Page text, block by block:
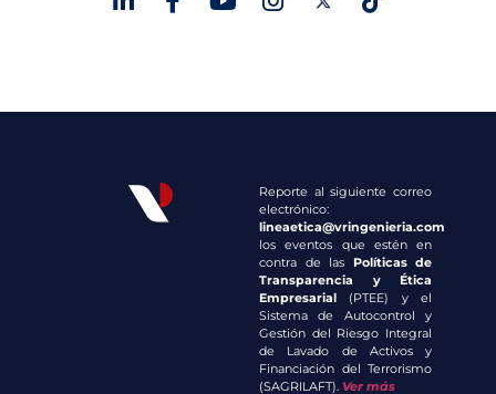
Reporte al siguiente correo
electrónico:
lineaetica@vringenieria.com
los eventos que estén en
contra de las
Políticas de
Transparencia y Ética
Empresarial (PTEE) y el
Sistema de Autocontrol y
Gestión del Riesgo Integral
de Lavado de Activos y
Financiación del Terrorismo
(SAGRILAFT). Ver más